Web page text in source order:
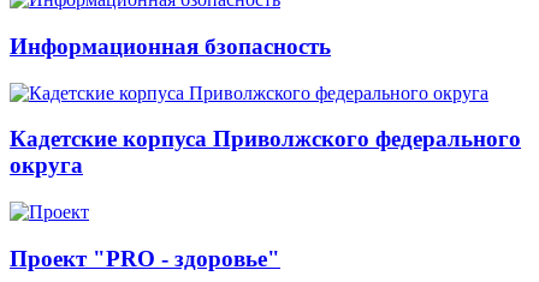
Информационная бзопасность
Кадетские корпуса Приволжского федерального
округа
Проект "PRO - здоровье"